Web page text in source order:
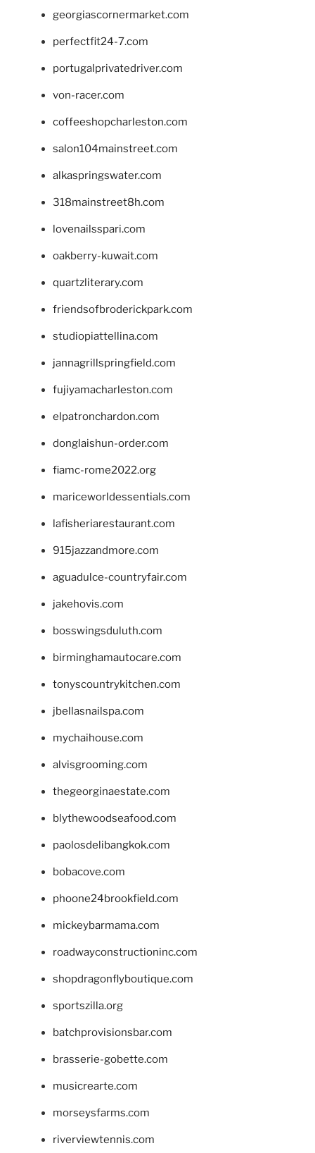
georgiascornermarket.com
perfectfit24-7.com
portugalprivatedriver.com
von-racer.com
coffeeshopcharleston.com
salon104mainstreet.com
alkaspringswater.com
318mainstreet8h.com
lovenailsspari.com
oakberry-kuwait.com
quartzliterary.com
friendsofbroderickpark.com
studiopiattellina.com
jannagrillspringfield.com
fujiyamacharleston.com
elpatronchardon.com
donglaishun-order.com
fiamc-rome2022.org
mariceworldessentials.com
lafisheriarestaurant.com
915jazzandmore.com
aguadulce-countryfair.com
jakehovis.com
bosswingsduluth.com
birminghamautocare.com
tonyscountrykitchen.com
jbellasnailspa.com
mychaihouse.com
alvisgrooming.com
thegeorginaestate.com
blythewoodseafood.com
paolosdelibangkok.com
bobacove.com
phoone24brookfield.com
mickeybarmama.com
roadwayconstructioninc.com
shopdragonflyboutique.com
sportszilla.org
batchprovisionsbar.com
brasserie-gobette.com
musicrearte.com
morseysfarms.com
riverviewtennis.com